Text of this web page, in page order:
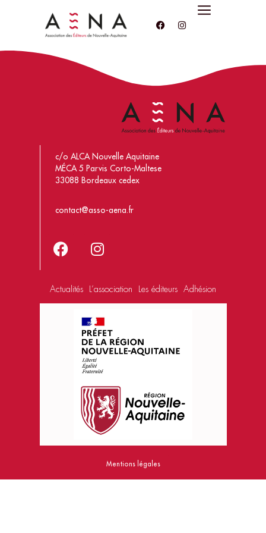
c/o ALCA Nouvelle Aquitaine
MÉCA 5 Parvis Corto-Maltese
33088 Bordeaux cedex
contact@asso-aena.fr
Actualités L’association Les éditeurs Adhésion
Mentions légales